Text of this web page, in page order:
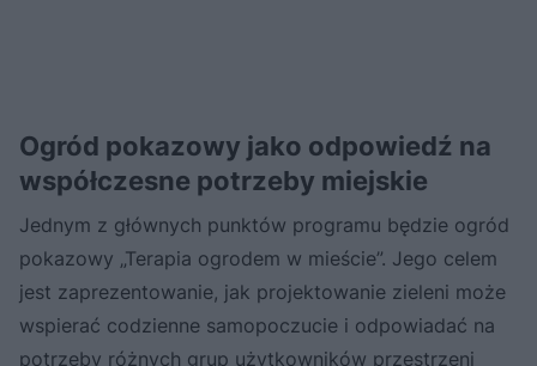
Ogród pokazowy jako odpowiedź na
współczesne potrzeby miejskie
Jednym z głównych punktów programu będzie ogród
pokazowy „Terapia ogrodem w mieście”. Jego celem
jest zaprezentowanie, jak projektowanie zieleni może
wspierać codzienne samopoczucie i odpowiadać na
potrzeby różnych grup użytkowników przestrzeni